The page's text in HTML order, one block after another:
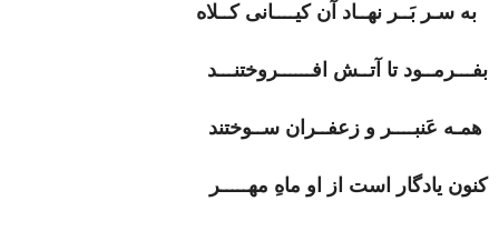
به سـر بَــر نهــاد آن کیــــانی کــلاه
بفـــرمــود تا آتــش افــــــروختنـــد
همـه عَنبــــر و زعفــران ســوختند
کنون یادگار است از او ماهِ مهـــــر